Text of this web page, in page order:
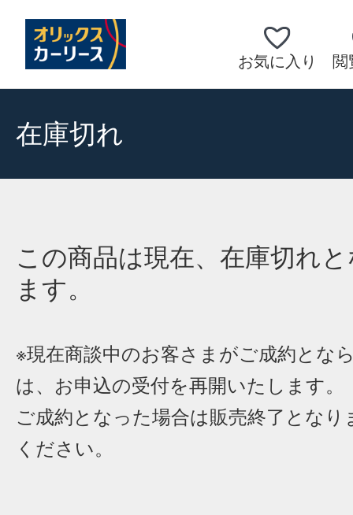
お気に入り 閲
在庫切れ
この商品は現在、在庫切れ
ます。
※現在商談中のお客さまがご成約とな
は、お申込の受付を再開いたします。
ご成約となった場合は販売終了となり
ください。